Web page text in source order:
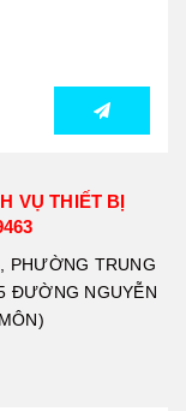
VỤ THIẾT BỊ
PHƯỜNG TRUNG
ĐƯỜNG NGUYỄN